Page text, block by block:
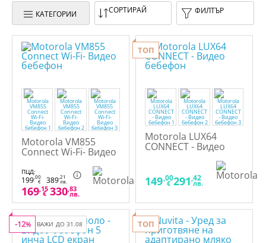
КАТЕГОРИИ СОРТИРАЙ ФИЛТЪР
Motorola VM855
Connect Wi-Fi- Видео
ПЦД:
199,00
€ 389,21
лв.
169,15
€ 330,83
лв.
ТОП
Motorola LUX64
CONNECT - Видео
149,00
€ 291,42
лв.
ВАЖИ ДО 31.08
-12% ТОП